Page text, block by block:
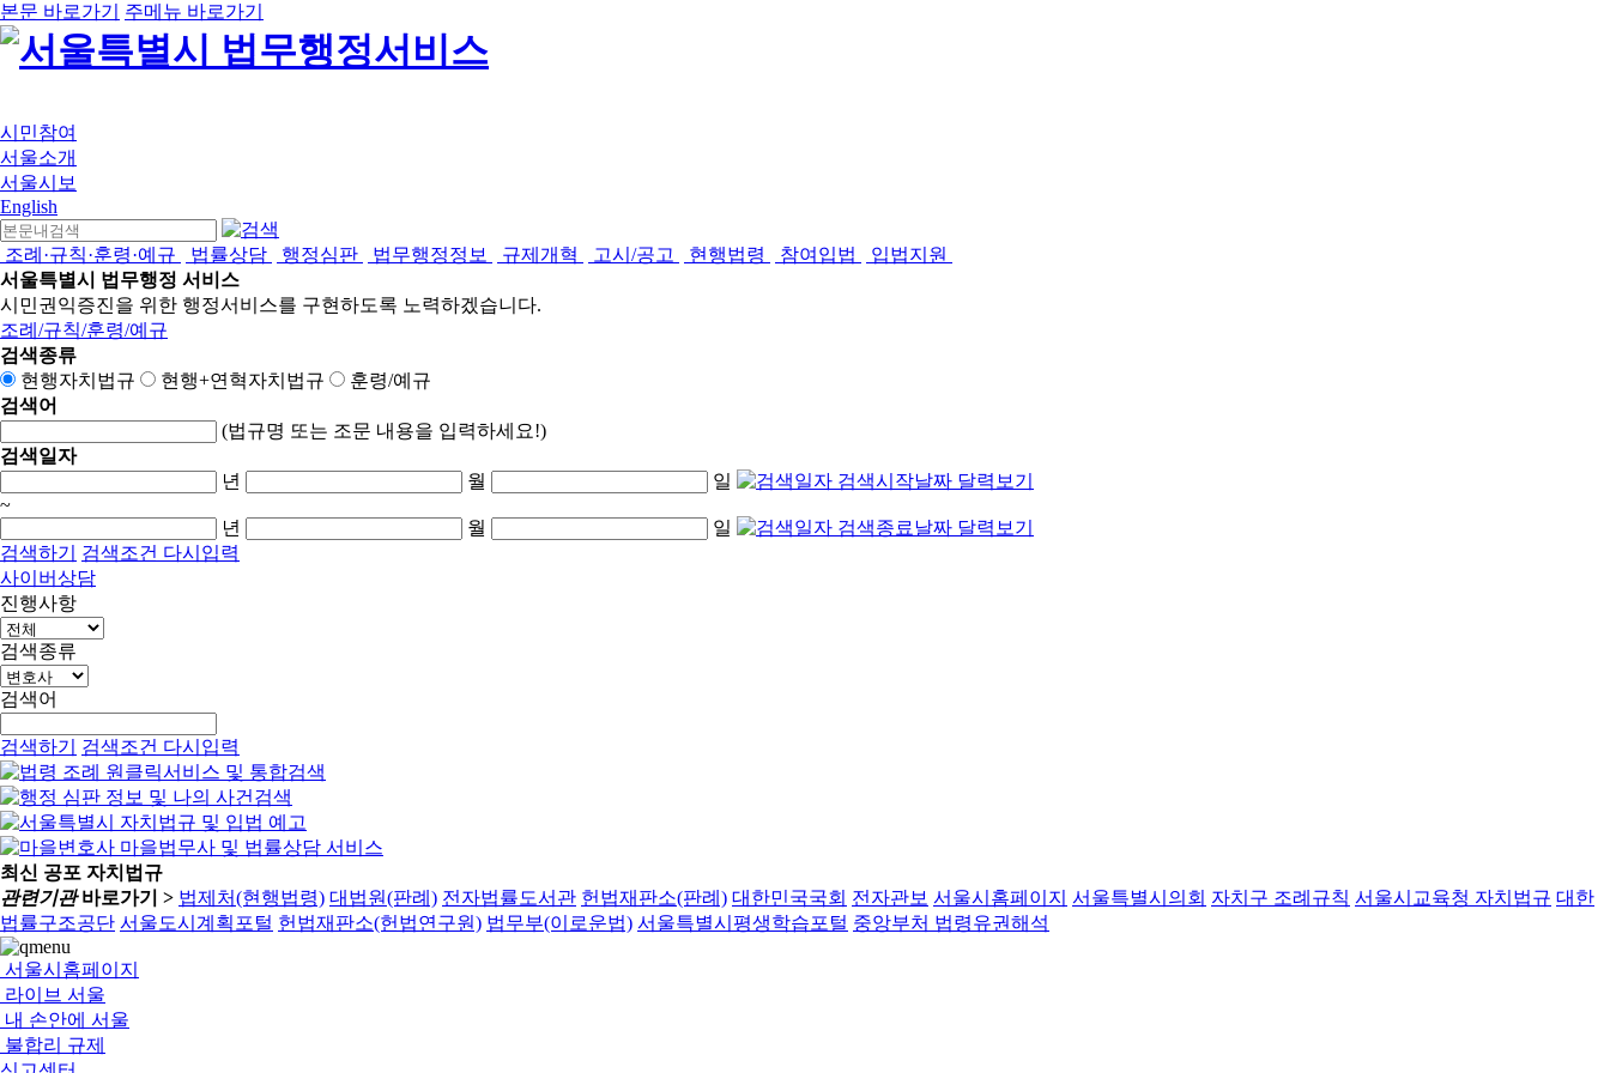
본문 바로가기 주메뉴 바로가기
시민참여
서울소개
서울시보
English
조례·규칙·훈령·예규 법률상담 행정심판 법무행정정보 규제개혁 고시/공고 현행법령 참여입법
입법지원
서울특별시 법무행정 서비스
시민권익증진을 위한 행정서비스를 구현하도록 노력하겠습니다.
조례/규칙/훈령/예규
검색종류
현행자치법규
현행+연혁자치법규
훈령/예규
검색어
(법규명 또는 조문 내용을 입력하세요!)
검색일자
년
월
일
~
년
월
일
검색하기
검색조건 다시입력
사이버상담
진행사항
검색종류
검색어
검색하기 검색조건 다시입력
최신 공포 자치법규
관련기관바로가기 > 법제처(현행법령) 대법원(판례) 전자법률도서관 헌법재판소(판례) 대한민국국회 전자관보 서울시홈페이지 서울특별시의회 자치구 조례규칙 서울시교육청 자치법규 대한
법률구조공단 서울도시계획포털 헌법재판소(헌법연구원) 법무부(이로운법) 서울특별시평생학습포털 중앙부처 법령유권해석
서울시홈페이지
라이브 서울
내 손안에 서울
불합리 규제